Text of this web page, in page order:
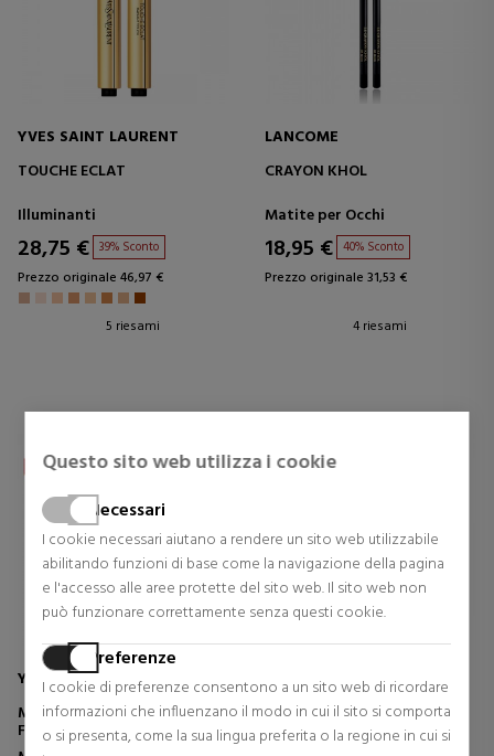
Questo sito web utilizza i cookie
Necessari
I cookie necessari aiutano a rendere un sito web utilizzabile
abilitando funzioni di base come la navigazione della pagina
e l'accesso alle aree protette del sito web. Il sito web non
può funzionare correttamente senza questi cookie.
Preferenze
I cookie di preferenze consentono a un sito web di ricordare
informazioni che influenzano il modo in cui il sito si comporta
o si presenta, come la sua lingua preferita o la regione in cui si
YVES SAINT LAURENT
TOUCHE ECLAT
Illuminanti
28,75 € 39% Sconto
Prezzo originale 46,97 €
5 riesami
LANCOME
CRAYON KHOL
Matite per Occhi
18,95 € 40% Sconto
Prezzo originale 31,53 €
4 riesami
YVES SAINT LAURENT
MASCARA VOLUME EFFET
FAUX CILS
CLARINS
CRAYON KHOL